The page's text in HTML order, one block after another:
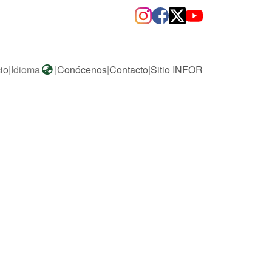
|Idioma |Conócenos|Contacto|Sitio INFOR